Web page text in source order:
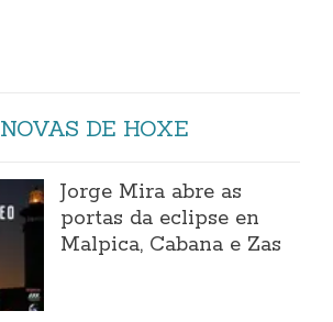
NOVAS DE HOXE
Jorge Mira abre as
portas da eclipse en
Malpica, Cabana e Zas